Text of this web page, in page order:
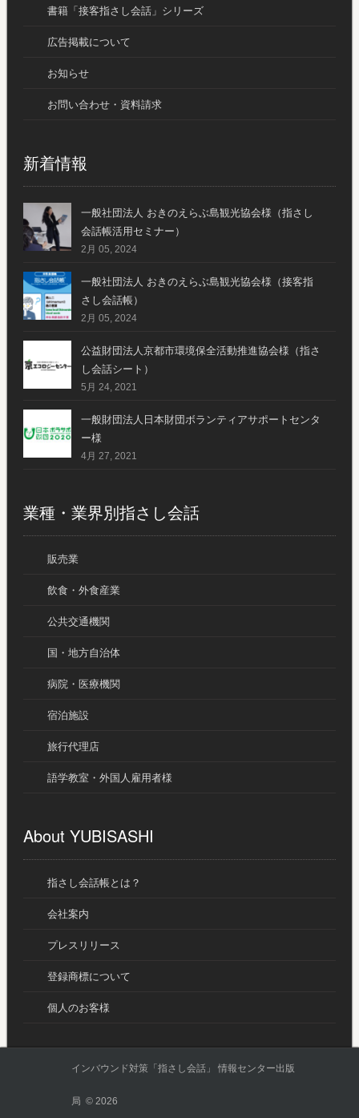
書籍「接客指さし会話」シリーズ
広告掲載について
お知らせ
お問い合わせ・資料請求
新着情報
一般社団法人 おきのえらぶ島観光協会様（指さし
会話帳活用セミナー）
2月 05, 2024
一般社団法人 おきのえらぶ島観光協会様（接客指
さし会話帳）
2月 05, 2024
公益財団法人京都市環境保全活動推進協会様（指さ
し会話シート）
5月 24, 2021
一般財団法人日本財団ボランティアサポートセンタ
ー様
4月 27, 2021
業種・業界別指さし会話
販売業
飲食・外食産業
公共交通機関
国・地方自治体
病院・医療機関
宿泊施設
旅行代理店
語学教室・外国人雇用者様
About YUBISASHI
指さし会話帳とは？
会社案内
プレスリリース
登録商標について
個人のお客様
インバウンド対策「指さし会話」 情報センター出版
局 © 2026